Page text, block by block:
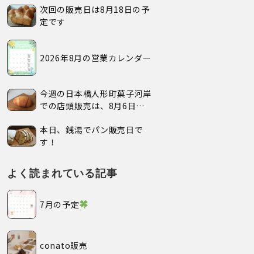
次回の販売日は8月18日の予
定です
2026年8月の営業カレンダー
今週の日本橋人形町菓子河岸
での店頭販売は、8月6日
す。
本日、銭湯でパン販売日で
す！
よく読まれている記事
7月の予定
conato販売